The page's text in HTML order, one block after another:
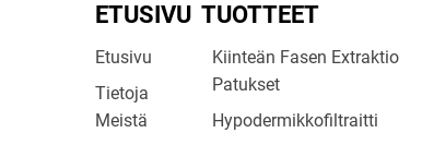
ETUSIVU
Etusivu
Tietoja
Meistä
TUOTTEET
Kiinteän Fasen Extraktio
Patukset
Hypodermikkofiltraitti